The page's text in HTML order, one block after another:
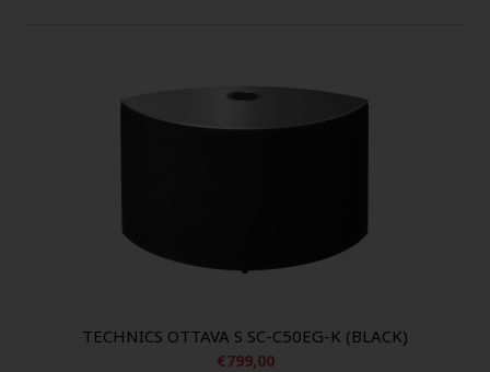
TECHNICS OTTAVA S SC-C50EG-K (BLACK)
€799,00